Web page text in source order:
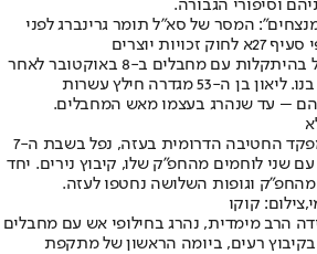
וסיפורי הגבורה.
המסר של סא״ל תומר גרינברג לפני
יוצרים
אל"מ במיל' ליאון בר ז"ל נפל בהיתקלות עם מחבלים ב-8 באוקטובר לאחר
שיצא לסייע בדרום יחד עם בנו. ליאון בן ה-53 מגדרה חילץ עשרות
– עד שנהרג בעצמו מאש המחבלים.
אל״מ אסף חממי (41) ז״ל, מפקד החטיבה הדרומית בעזה, נפל בשבת ה-7
שני לוחמים מהחפ"ק שלו, קיבוץ נירים. יחד
וגופות השלושה נחטפו לעזה.
קוקו
הרב מימדית, נהרג בחילופי אש עם מחבלים
רעים, ביומה הראשון של מתקפת